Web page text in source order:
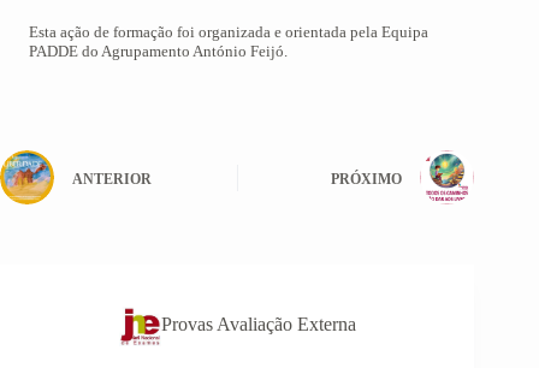
Esta ação de formação foi organizada e orientada pela Equipa
PADDE do Agrupamento António Feijó.
ANTERIOR PRÓXIMO
Provas Avaliação Externa